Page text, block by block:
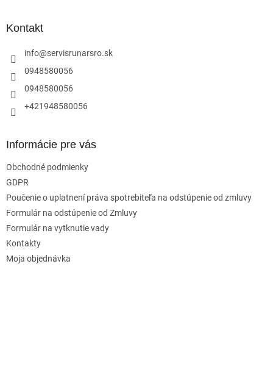
Kontakt
info@servisrunarsro.sk
0948580056
0948580056
+421948580056
Informácie pre vás
Obchodné podmienky
GDPR
Poučenie o uplatnení práva spotrebiteľa na odstúpenie od zmluvy
Formulár na odstúpenie od Zmluvy
Formulár na vytknutie vady
Kontakty
Moja objednávka